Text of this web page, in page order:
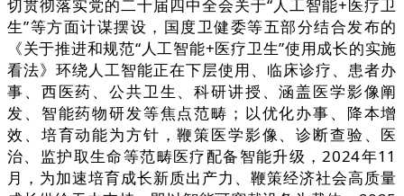
切贯彻落实党的二十届四中全会关于“人工智能+医疗卫
生”等方面计谋摆设，国度卫健委等五部分结合发布的
《关于推进和规范“人工智能+医疗卫生”使用成长的实施
看法》环绕人工智能正在下层使用、临床诊疗、患者办
事、西医药、公共卫生、科研讲授、涵盖医学影像阐
发、智能药物研发等焦点范畴；以优化办事、降本增
效、培育动能为方针，鞭策医学影像、诊断查验、医
治、监护取生命等范畴医疗配备智能升级，2024年11
月，为加速培育成长新质出产力、鞭策经济社会高质量